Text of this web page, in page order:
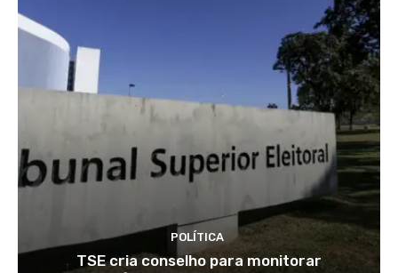
POLÍTICA
TSE cria conselho para monitorar